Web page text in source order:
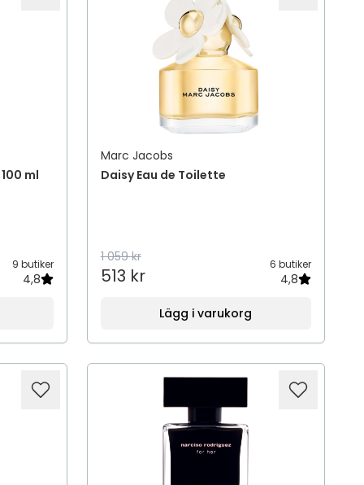
ml
9 butiker
4,8
Marc Jacobs
Daisy Eau de Toilette
1 059 kr
513 kr
6 butiker
4,8
Lägg i varukorg